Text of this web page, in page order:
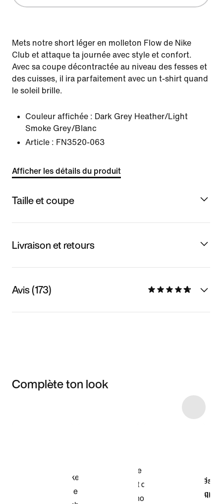
Mets notre short léger en molleton Flow de Nike
Club et attaque ta journée avec style et confort.
Avec sa coupe décontractée au niveau des fesses et
des cuisses, il ira parfaitement avec un t-shirt quand
le soleil brille.
Couleur affichée : Dark Grey Heather/Light
Smoke Grey/Blanc
Article : FN3520-063
Afficher les détails du produit
Taille et coupe
Livraison et retours
Avis (173)
Complète ton look